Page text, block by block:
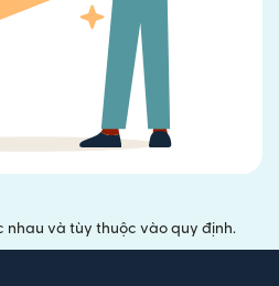
nhau và tùy thuộc vào quy định.